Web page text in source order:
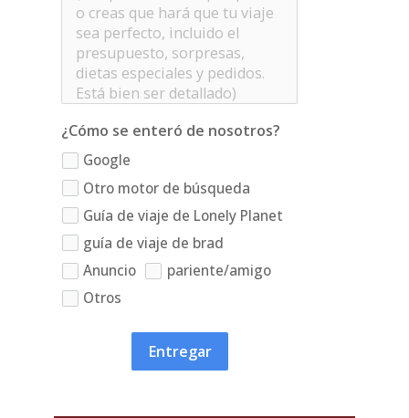
¿Cómo se enteró de nosotros?
Google
Otro motor de búsqueda
Guía de viaje de Lonely Planet
guía de viaje de brad
Anuncio
pariente/amigo
Otros
Entregar